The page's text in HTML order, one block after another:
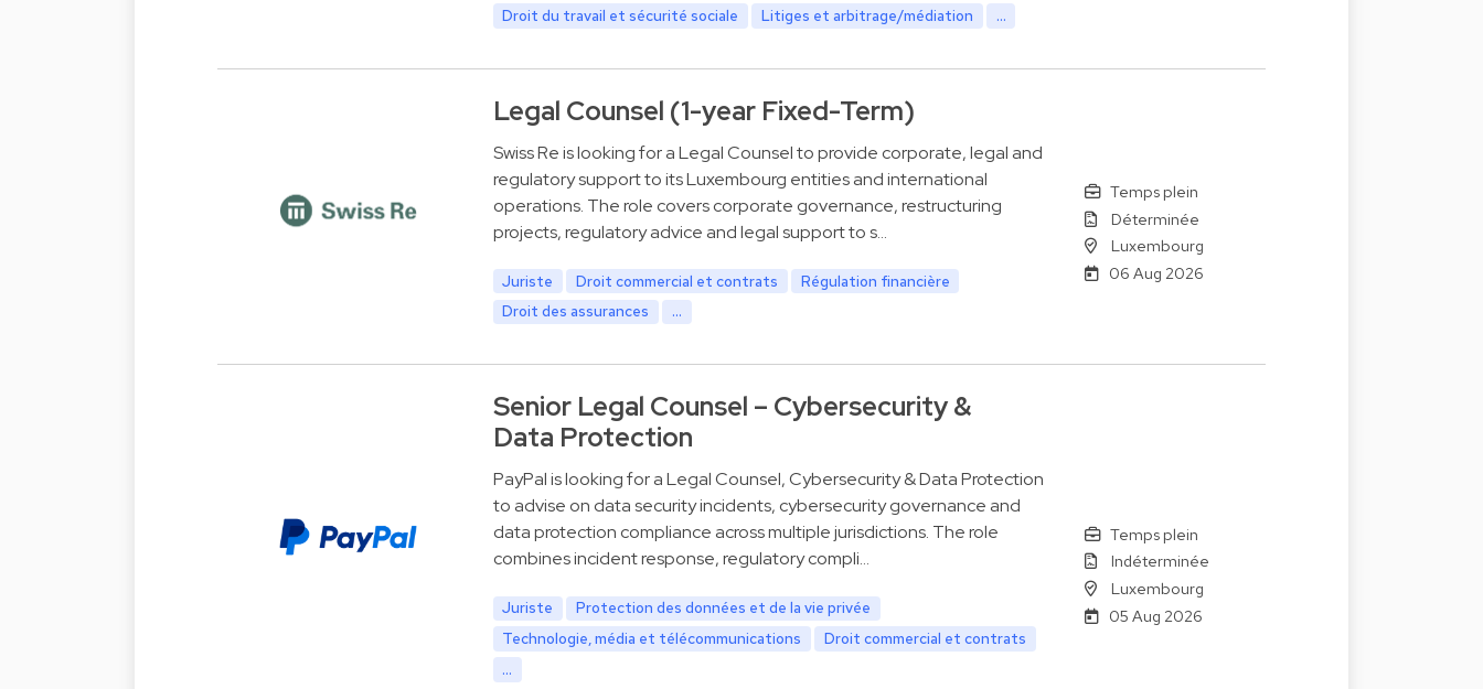
Droit du travail et sécurité sociale
Litiges et arbitrage/médiation ...
Legal Counsel (1-year Fixed-Term)
Swiss Re is looking for a Legal Counsel to provide corporate, legal and
regulatory support to its Luxembourg entities and international
operations. The role covers corporate governance, restructuring
projects, regulatory advice and legal support to s…
Juriste Droit commercial et contrats
Régulation financière
Droit des assurances
...
Temps plein
Déterminée
Luxembourg
06 Aug 2026
Senior Legal Counsel – Cybersecurity &
Data Protection
PayPal is looking for a Legal Counsel, Cybersecurity & Data Protection
to advise on data security incidents, cybersecurity governance and
data protection compliance across multiple jurisdictions. The role
combines incident response, regulatory compli…
Juriste
Protection des données et de la vie privée
Technologie, média et télécommunications
Droit commercial et contrats
...
Temps plein
Indéterminée
Luxembourg
05 Aug 2026